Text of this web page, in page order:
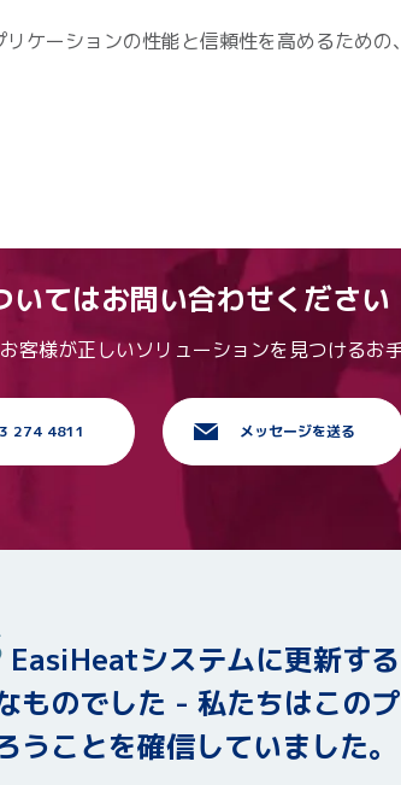
ケーションの性能と信頼性を高めるため
いてはお問い合わせください
客様が正しいソリューションを見つけるお
274 4811 メッセージを送る
EasiHeatシステムに更新す
ものでした - 私たちはこの
うことを確信していました。